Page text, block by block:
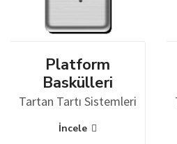
Platform
Baskülleri
Tartan Tartı Sistemleri
İncele